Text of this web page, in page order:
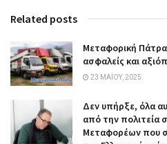
Related posts
Μεταφορική Πάτρα:
ασφαλείς και
23 ΜΑΪ́ΟΥ, 2025
Δεν υπήρξε, όλα
από την πολιτεία
Μεταφορέων που